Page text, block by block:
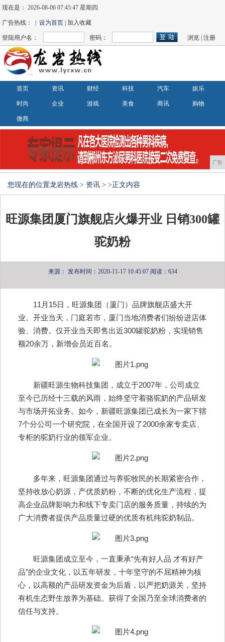
现在是：2026-08-06 07:45:47 星期四
广告热线： |设为首页 | 加入收藏
登陆用户名： 密码： 浏览 |注册
首页 资讯 财经 科技 汽车 娱乐
时尚 企业 游戏 美食 商讯 购物
微商
广告
您现在的位置龙岩热线 > 资讯 > >正文内容
旺源集团厦门旗舰店火爆开业 日销300罐
驼奶粉
来源： 发布时间：2020-11-17 10:45:07 阅读：634
11月15日，旺源集团（厦门）品牌旗舰店盛大开
业。开业当天，门庭若市，厦门当地消费者们纷纷进店体
验、消费。仅开业当天即售出近300罐驼奶粉，实现销售
额20余万，新增会员近百名。
新疆旺源生物科技集团，成立于2007年，公司成立
至今已历经十三载的风雨，始终坚守着骆驼奶的产品研发
与市场开拓业务。如今，新疆旺源集团已成长为一家下辖
7个分公司一个研究院，在全国开设了2000余家专卖店、
专柜的驼奶行业的领军企业。
多年来，旺源集团通过与养驼牧民的长期紧密合作，
坚持收放心奶源，产优质奶粉，不断的优化生产流程，提
高企业品牌影响力和线下专卖门店的服务质量，持续的为
广大消费者提供产品质量过硬的优质有机纯驼奶制品。
旺源集团成立至今，一直秉承“先有好人品 才有好产
品”的企业文化，以五年研发，十年坚守的不屈精神为核
心，以高额的产品研发资金为后盾，以严把奶源关，坚持
有机生态野生放养为基础。获得了全国乃至全球消费者的
信任与支持。